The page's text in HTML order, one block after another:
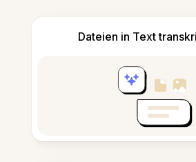
Dateien in Text